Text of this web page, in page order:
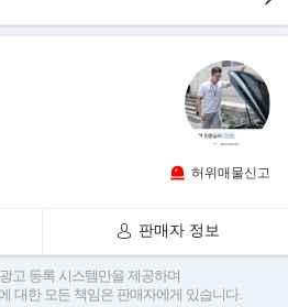
델을 위해 개발된 오메가(Omega) 아
래스 및 BMW 7시리즈 대비 긴 차체와
이 특징이다.
허위매물신고
판매자 정보
고 등록 시스템만을 제공하며
대한 모든 책임은 판매자에게 있습니다.